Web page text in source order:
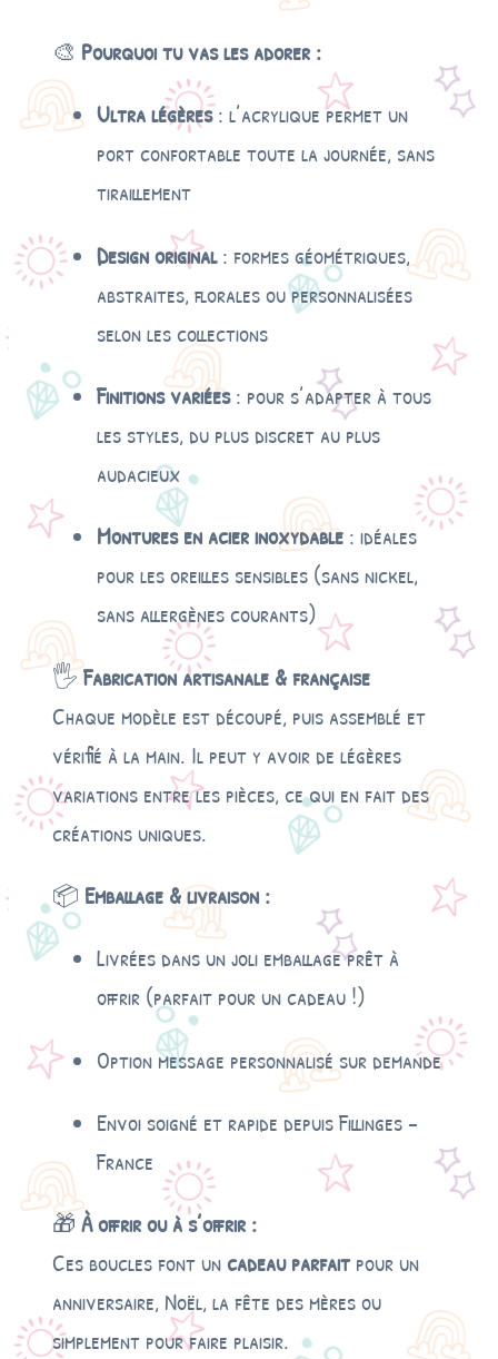
u
i
🎨 Pourquoi tu vas les adorer :
Ultra légères: l’acrylique permet un
port confortable toute la journée, sans
tiraillement
Design original: formes géométriques,
abstraites, florales ou personnalisées
selon les collections
Finitions variées: pour s’adapter à tous
les styles, du plus discret au plus
audacieux
Montures en acier inoxydable : idéales
pour les oreilles sensibles (sans nickel,
sans allergènes courants)
🖐️Fabrication artisanale & française
Chaque modèle est découpé, puis assemblé et
vérifié à la main. Il peut y avoir de légères
variations entre les pièces, ce qui en fait des
créations uniques.
📦 Emballage & livraison :
Livrées dans un joli emballage prêt à
offrir (parfait pour un cadeau !)
Option message personnalisé sur demande
Envoi soigné et rapide depuis Fillinges –
France
🎁À offrir ou à s’offrir :
Ces boucles font uncadeau parfaitpour un
anniversaire, Noël, la fête des mères ou
simplement pour faire plaisir.